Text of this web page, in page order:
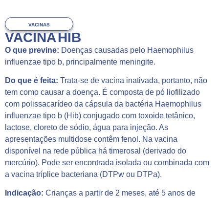
VACINAS
VACINA HIB
O que previne: Doenças causadas pelo Haemophilus
influenzae tipo b, principalmente meningite.
Do que é feita: Trata-se de vacina inativada, portanto, não
tem como causar a doença. É composta de pó liofilizado
com polissacarídeo da cápsula da bactéria Haemophilus
influenzae tipo b (Hib) conjugado com toxoide tetânico,
lactose, cloreto de sódio, água para injeção. As
apresentações multidose contêm fenol. Na vacina
disponível na rede pública há timerosal (derivado do
mercúrio). Pode ser encontrada isolada ou combinada com
a vacina tríplice bacteriana (DTPw ou DTPa).
Indicação: Crianças a partir de 2 meses, até 5 anos de